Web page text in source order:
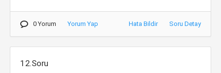
0 Yorum Yorum Yap Hata Bildir Soru Detay
12.Soru